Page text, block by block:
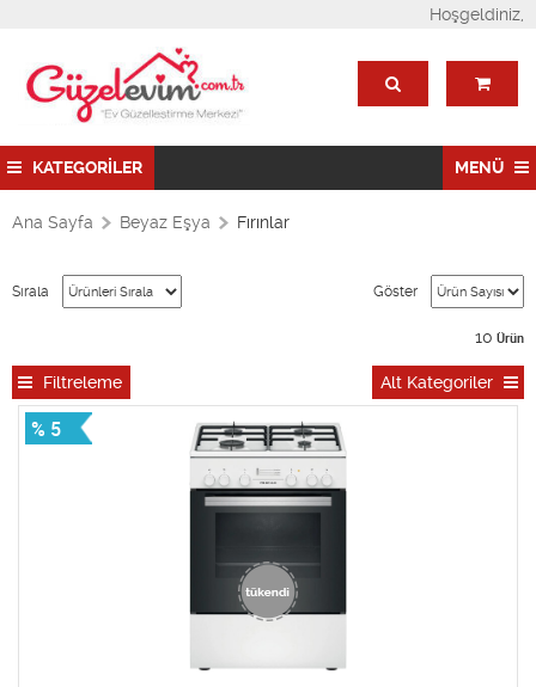
Hoşgeldiniz,
KATEGORİLER MENÜ
Ana Sayfa Beyaz Eşya Fırınlar
Sırala Göster
10 Ürün
Filtreleme Alt Kategoriler
% 5